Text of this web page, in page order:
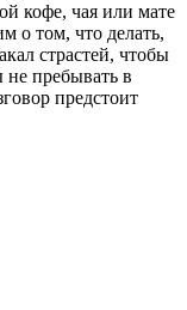
кофе, чая или мате
о том, что делать,
страстей, чтобы
пребывать в
предстоит